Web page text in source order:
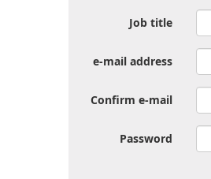
Job title
e-mail address
Confirm e-mail
Password